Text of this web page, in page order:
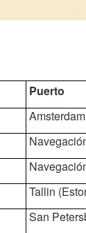
Puerto
Tallin
San